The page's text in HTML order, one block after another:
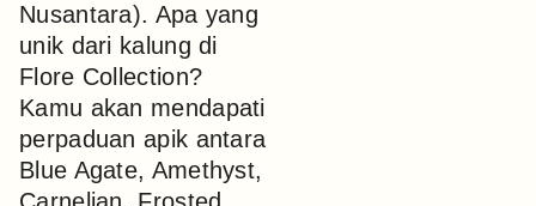
Nusantara). Apa yang
unik dari kalung di
Flore Collection?
Kamu akan mendapati
perpaduan apik antara
Blue Agate, Amethyst,